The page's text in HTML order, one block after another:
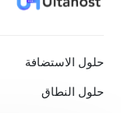
حلول الاستضافة
حلول النطاق